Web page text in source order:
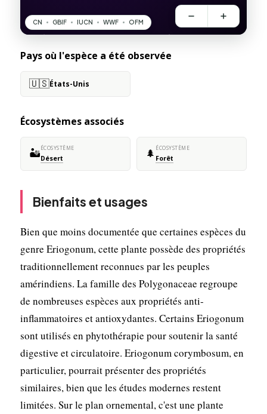
Pays où l'espèce a été observée
🇺🇸États-Unis
Écosystèmes associés
🏜️ÉCOSYSTÈME
Désert 🌲 ÉCOSYSTÈME
Forêt
Bienfaits et usages
Bien que moins documentée que certaines espèces du
genre Eriogonum, cette plante possède des propriétés
traditionnellement reconnues par les peuples
amérindiens. La famille des Polygonaceae regroupe
de nombreuses espèces aux propriétés anti-
inflammatoires et antioxydantes. Certains Eriogonum
sont utilisés en phytothérapie pour soutenir la santé
digestive et circulatoire. Eriogonum corymbosum, en
particulier, pourrait présenter des propriétés
similaires, bien que les études modernes restent
limitées. Sur le plan ornemental, c'est une plante